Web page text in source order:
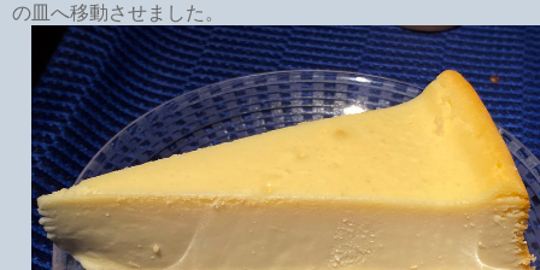
の皿へ移動させました。